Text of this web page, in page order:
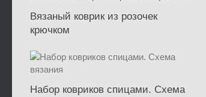
Вязаный коврик из розочек
крючком
Набор ковриков спицами. Схема